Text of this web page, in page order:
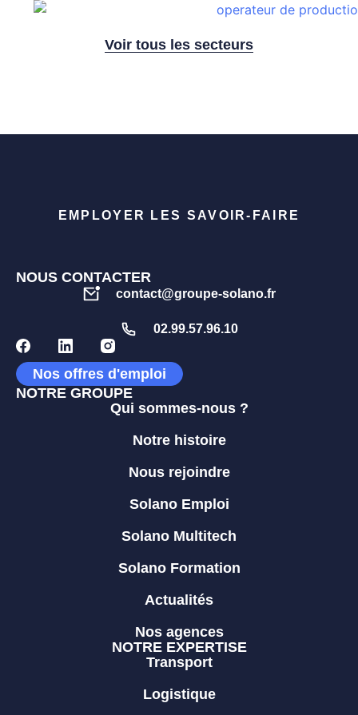
Voir tous les secteurs
EMPLOYER LES SAVOIR-FAIRE
NOUS CONTACTER
contact@groupe-solano.fr
02.99.57.96.10
Nos offres d'emploi
NOTRE GROUPE
Qui sommes-nous ?
Notre histoire
Nous rejoindre
Solano Emploi
Solano Multitech
Solano Formation
Actualités
Nos agences
NOTRE EXPERTISE
Transport
Logistique